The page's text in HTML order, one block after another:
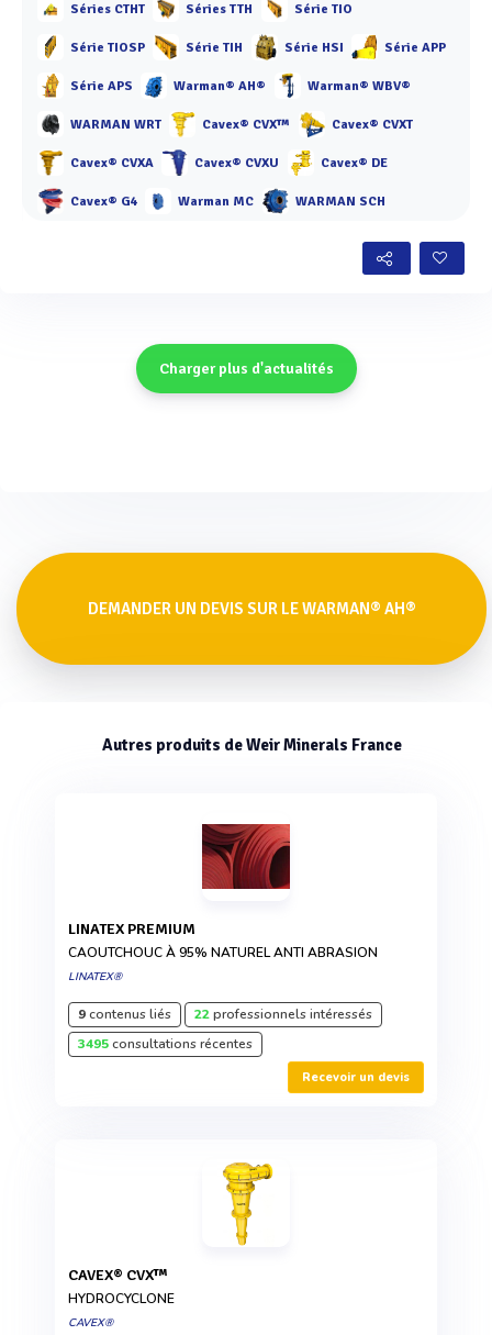
Séries CTHT Séries TTH Série TIO
Série TIOSP Série TIH Série HSI Série APP
Série APS Warman® AH® Warman® WBV®
WARMAN WRT Cavex® CVX™ Cavex® CVXT
Cavex® CVXA Cavex® CVXU Cavex® DE
Cavex® G4 Warman MC WARMAN SCH
Charger plus d'actualités
DEMANDER UN DEVIS SUR LE WARMAN® AH®
Autres produits de Weir Minerals France
LINATEX PREMIUM
CAOUTCHOUC À 95% NATUREL ANTI ABRASION
LINATEX®
9contenus liés 22professionnels intéressés
3495consultations récentes
Recevoir un devis
CAVEX® CVX™
HYDROCYCLONE
CAVEX®